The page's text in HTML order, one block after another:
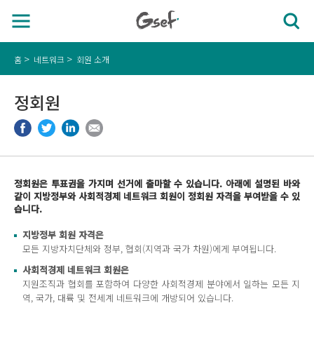
홈 네트워크 회원 소개
정회원
정회원은 투표권을 가지며 선거에 출마할 수 있습니다. 아래에 설명된 바와
같이 지방정부와 사회적경제 네트워크 회원이 정회원 자격을 부여받을 수 있
습니다.
지방정부 회원 자격은
모든 지방자치단체와 정부, 협회(지역과 국가 차원)에게 부여됩니다.
사회적경제 네트워크 회원은
지원조직과 협회를 포함하여 다양한 사회적경제 분야에서 일하는 모든 지
역, 국가, 대륙 및 전세계 네트워크에 개방되어 있습니다.